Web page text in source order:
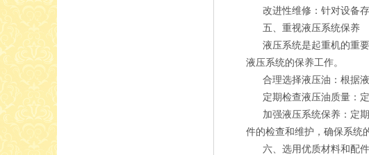
改进性维修：针对设备存
五、重视液压系统保养
液压系统是起重机的重要
液压系统的保养工作。
合理选择液压油：根据液
定期检查液压油质量：定
加强液压系统保养：定期
件的检查和维护，确保系统
六、选用优质材料和配件